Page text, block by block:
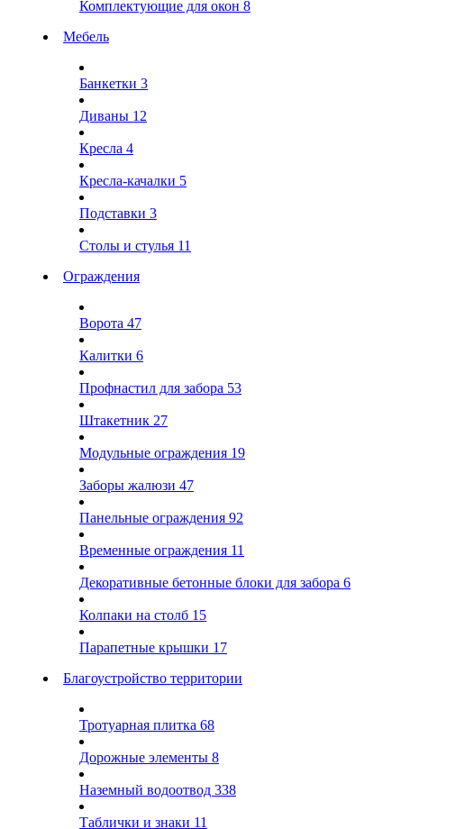
Комплектующие для окон 8
Мебель
Банкетки 3
Диваны 12
Кресла 4
Кресла-качалки 5
Подставки 3
Столы и стулья 11
Ограждения
Ворота 47
Калитки 6
Профнастил для забора 53
Штакетник 27
Модульные ограждения 19
Заборы жалюзи 47
Панельные ограждения 92
Временные ограждения 11
Декоративные бетонные блоки для забора 6
Колпаки на столб 15
Парапетные крышки 17
Благоустройство территории
Тротуарная плитка 68
Дорожные элементы 8
Наземный водоотвод 338
Таблички и знаки 11